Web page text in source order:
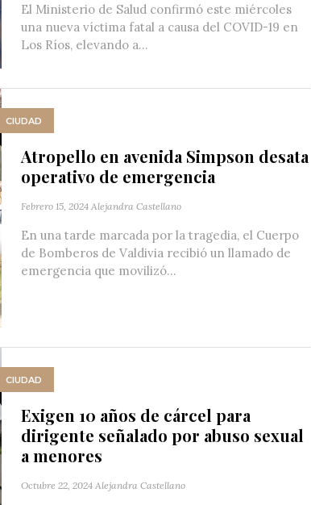
El Ministerio de Salud confirmó este miércoles
una nueva víctima fatal a causa del COVID-19 en
Los Ríos, elevando a...
CIUDAD
Atropello en avenida Simpson desata
operativo de emergencia
Febrero 15, 2024 Alejandra Castellano
En una tarde marcada por la tragedia, el Cuerpo
de Bomberos de Valdivia recibió un llamado de
emergencia que movilizó...
CIUDAD
Exigen 10 años de cárcel para
dirigente señalado por abuso sexual
a menores
Octubre 22, 2024 Alejandra Castellano